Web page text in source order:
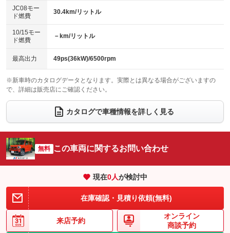
電動格納ミラー
：装備あり
：装備なし
パワーシート
ベンチシート
：装備なし
チップアップシート
：装備なし
：装備なし ：装備あり
ウォークスルー
：装備なし
電動リアゲート フロントカメラ
：装備あり
：装備なし ：装備あり
サイドカメラ
：装備あり ルーフレール
：装備なし
：装備なし
：装備なし
JC08モー
ド燃費
30.4km/リットル
10/15モー
ド燃費
－km/リットル
最高出力 49ps(36kW)/6500rpm
※新車時のカタログデータとなります。実際とは異なる場合がございますの
で、詳細は販売店にご確認ください。
カタログで車種情報を詳しく見る
無料 この車両に関するお問い合わせ
現在0人が検討中
在庫確認・見積り依頼(無料)
来店予約
オンライン
商談予約